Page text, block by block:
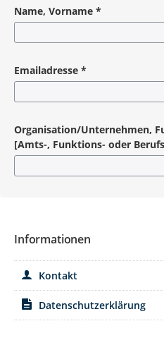
Name, Vorname *
Emailadresse *
Organisation/Unternehmen,
[Amts-, Funktions- oder
Informationen
Kontakt
Datenschutzerklärung